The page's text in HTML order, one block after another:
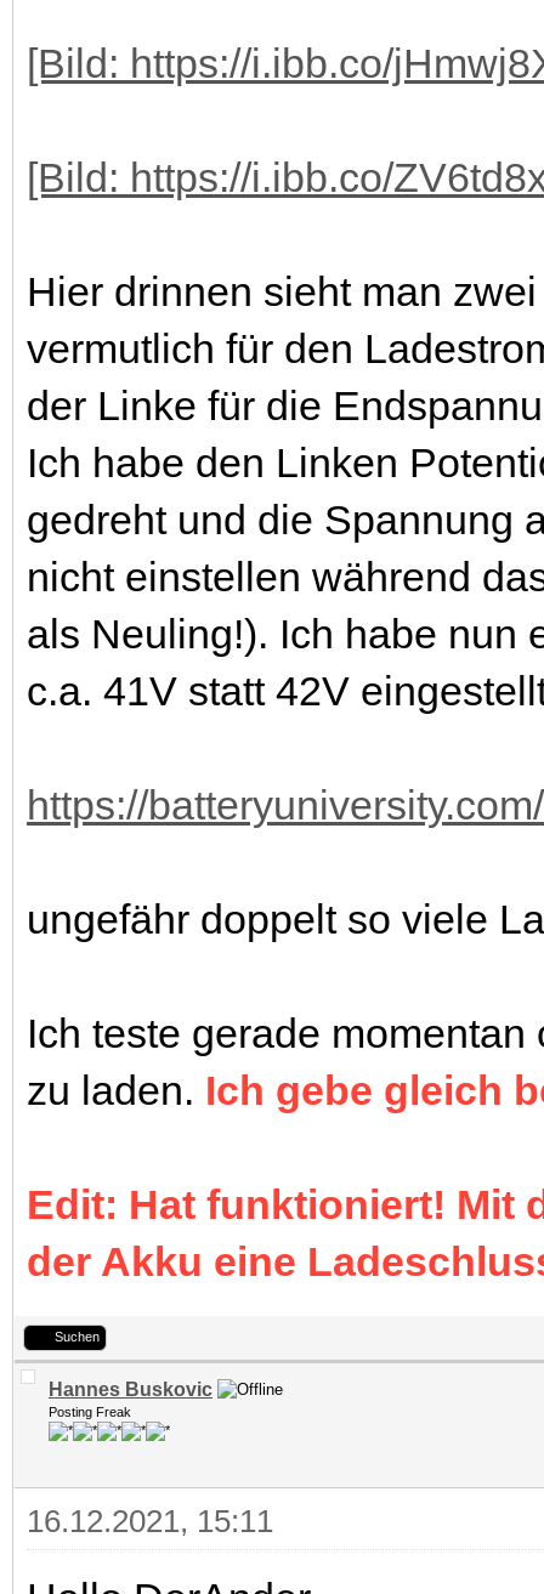
[Bild: https://i.ibb.co/
[Bild: https://i.ibb.co/
Hier drinnen sieht man
vermutlich für den
der Linke für die
Ich habe den Linken
gedreht und die Spannung
nicht einstellen während
als Neuling!). Ich habe nun
c.a. 41V statt 42V
https://
ungefähr doppelt so viele
Ich teste gerade
zu laden. Ich gebe gleich
Edit: Hat funktioniert! Mit
der Akku eine
Suchen
Hannes Buskovic
Posting Freak
16.12.2021, 15:11